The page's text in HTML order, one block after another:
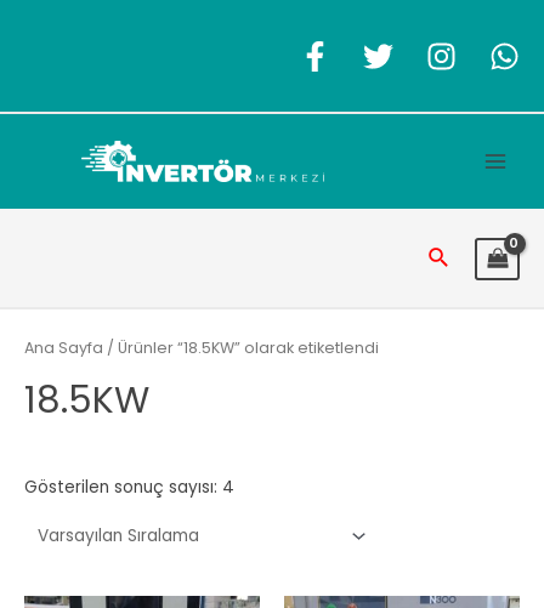
Arama
Ana Sayfa / Ürünler “18.5KW” olarak etiketlendi
18.5KW
Gösterilen sonuç sayısı: 4